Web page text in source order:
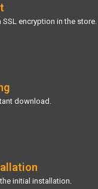
encryption in the store.
download.
initial installation.